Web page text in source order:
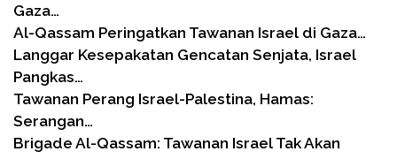
Gaza…
Al-Qassam Peringatkan Tawanan Israel di Gaza…
Langgar Kesepakatan Gencatan Senjata, Israel
Pangkas…
Tawanan Perang Israel-Palestina, Hamas:
Serangan…
Brigade Al-Qassam: Tawanan Israel Tak Akan